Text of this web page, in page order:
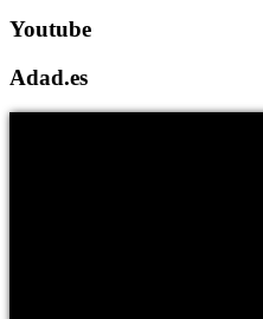
Youtube
Adad.es